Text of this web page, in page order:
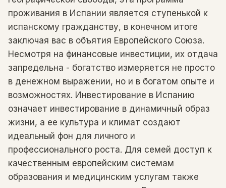
проживания в Испании является ступенькой к
испанскому гражданству, в конечном итоге
заключая вас в объятия Европейского Союза.
Несмотря на финансовые инвестиции, их отдача
запредельна - богатство измеряется не просто
в денежном выражении, но и в богатом опыте и
возможностях. Инвестирование в Испанию
означает инвестирование в динамичный образ
жизни, а ее культура и климат создают
идеальный фон для личного и
профессионального роста. Для семей доступ к
качественным европейским системам
образования и медицинским услугам также